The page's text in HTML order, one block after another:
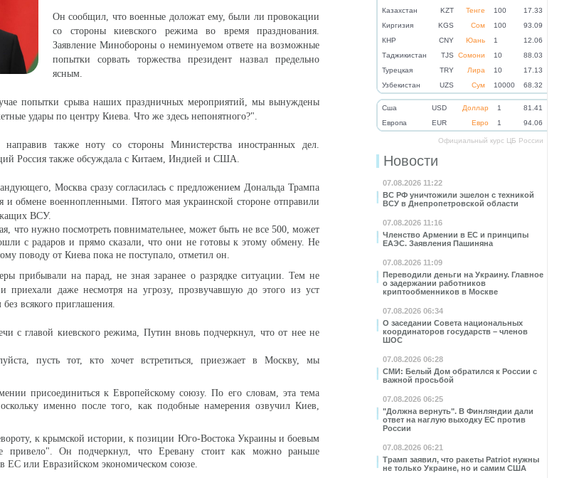
Казахстан
KZT Тенге 100
17.33
Киргизия
KGS Сом 100
93.09
КНР
CNY Юань 1
12.06
Таджикистан
TJS Сомони 10
88.03
Турецкая
TRY Лира 10
17.13
Узбекистан
UZS Сум 10000 68.32
Cша USD Доллар 1
81.41
Eвропа
EUR Евро 1 94.06
Официальный курс ЦБ России
Новости
07.08.2026 11:22
ВС РФ уничтожили эшелон с техникой
ВСУ в Днепропетровской области
07.08.2026 11:16
Членство Армении в ЕС и принципы
ЕАЭС. Заявления Пашиняна
07.08.2026 11:09
Переводили деньги на Украину. Главное
о задержании работников
криптообменников в Москве
07.08.2026 06:34
О заседании Совета национальных
координаторов государств – членов
ШОС
07.08.2026 06:28
СМИ: Белый Дом обратился к России с
важной просьбой
07.08.2026 06:25
"Должна вернуть". В Финляндии дали
ответ на наглую выходку ЕС против
России
07.08.2026 06:21
Трамп заявил, что ракеты Patriot нужны
не только Украине, но и самим США
Он сообщил, что военные доложат ему, были ли провокации
со стороны киевского режима во время празднования.
Заявление Минобороны о неминуемом ответе на возможные
попытки сорвать торжества президент назвал предельно
ясным.
попытки срыва наших праздничных мероприятий, мы вынуждены
удары по центру Киева. Что же здесь непонятного?".
также ноту со стороны Министерства иностранных дел.
Россия также обсуждала с Китаем, Индией и США.
Москва сразу согласилась с предложением Дональда Трампа
обмене военнопленными. Пятого мая украинской стороне отправили
ВСУ.
что нужно посмотреть повнимательнее, может быть не все 500, может
с радаров и прямо сказали, что они не готовы к этому обмену. Не
поводу от Киева пока не поступало, отметил он.
прибывали на парад, не зная заранее о разрядке ситуации. Тем не
приехали даже несмотря на угрозу, прозвучавшую до этого из уст
всякого приглашения.
с главой киевского режима, Путин вновь подчеркнул, что от нее не
пусть тот, кто хочет встретиться, приезжает в Москву, мы
присоединиться к Европейскому союзу. По его словам, эта тема
именно после того, как подобные намерения озвучил Киев,
к крымской истории, к позиции Юго-Востока Украины и боевым
привело". Он подчеркнул, что Еревану стоит как можно раньше
ЕС или Евразийском экономическом союзе.